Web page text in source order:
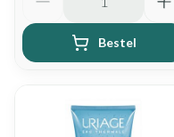
Bestel